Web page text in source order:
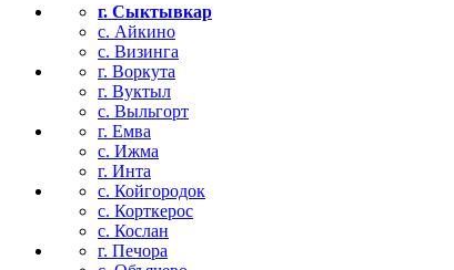
г. Сыктывкар
с. Айкино
с. Визинга
г. Воркута
г. Вуктыл
с. Выльгорт
г. Емва
с. Ижма
г. Инта
с. Койгородок
с. Корткерос
с. Кослан
г. Печора